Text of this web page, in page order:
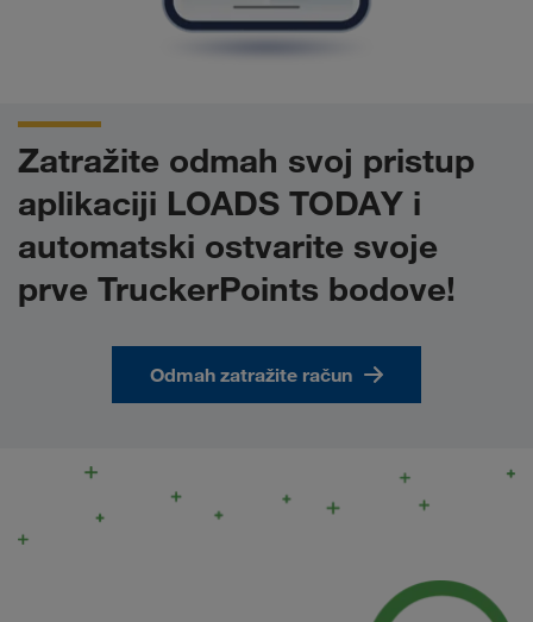
Zatražite odmah svoj pristup
aplikaciji LOADS TODAY i
automatski ostvarite svoje
prve TruckerPoints bodove!
Odmah zatražite račun